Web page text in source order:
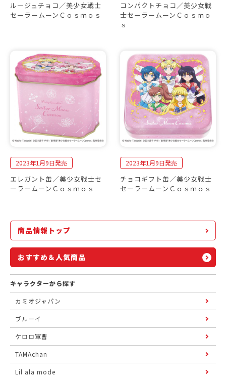
ルージュチョコ／美少女戦士
セーラームーンＣｏｓｍｏｓ
コンパクトチョコ／美少女戦
士セーラームーンＣｏｓｍｏ
ｓ
2023年1月9日発売
エレガント缶／美少女戦士セ
ーラームーンＣｏｓｍｏｓ
2023年1月9日発売
チョコギフト缶／美少女戦士
セーラームーンＣｏｓｍｏｓ
商品情報トップ
おすすめ＆人気商品
キャラクターから探す
カミオジャパン
ブルーイ
ケロロ軍曹
TAMAchan
Lil ala mode